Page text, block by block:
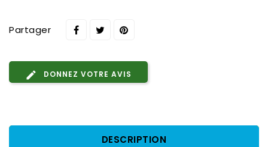
Partager
DONNEZ VOTRE AVIS
DESCRIPTION